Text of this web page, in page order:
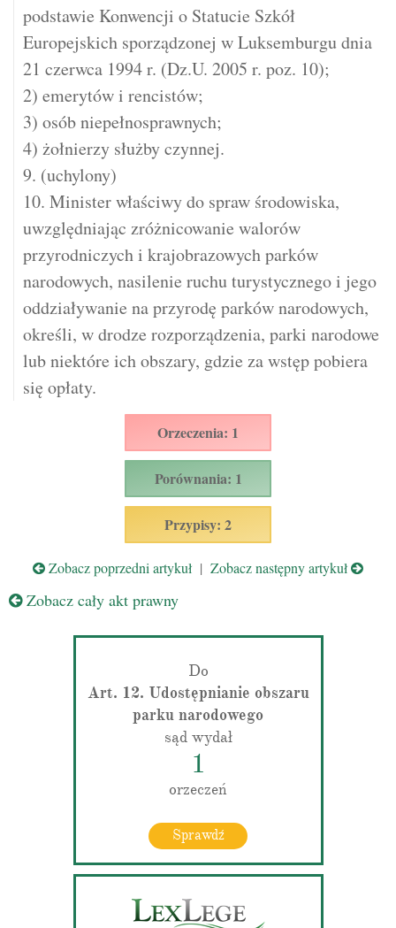
podstawie Konwencji o Statucie Szkół
Europejskich sporządzonej w Luksemburgu dnia
21 czerwca 1994 r. (Dz.U. 2005 r. poz. 10);
2) emerytów i rencistów;
3) osób niepełnosprawnych;
4) żołnierzy służby czynnej.
9. (uchylony)
10. Minister właściwy do spraw środowiska,
uwzględniając zróżnicowanie walorów
przyrodniczych i krajobrazowych parków
narodowych, nasilenie ruchu turystycznego i jego
oddziaływanie na przyrodę parków narodowych,
określi, w drodze rozporządzenia, parki narodowe
lub niektóre ich obszary, gdzie za wstęp pobiera
się opłaty.
Orzeczenia: 1
Porównania: 1
Przypisy: 2
Zobacz poprzedni artykuł | Zobacz następny artykuł
Zobacz cały akt prawny
Do
Art. 12. Udostępnianie obszaru
parku narodowego
sąd wydał
1
orzeczeń
Sprawdź